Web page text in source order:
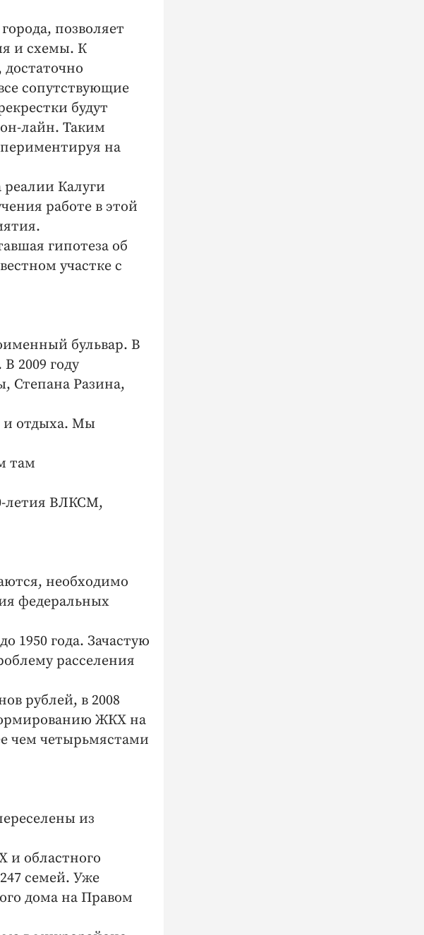
позволяет
и схемы. К
сопутствующие
будут
лайн. Таким
на
Калуги
работе в этой
гипотеза об
участке с
бульвар. В
2009 году
Степана Разина,
и отдыха. Мы
там
летия ВЛКСМ,
необходимо
федеральных
1950 года. Зачастую
расселения
рублей, в 2008
ЖКХ на
чем четырьмястами
из
и областного
семей. Уже
дома на Правом